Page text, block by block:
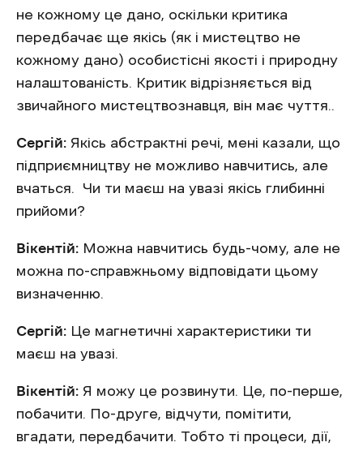
не кожному це дано, оскільки критика
передбачає ще якісь (як і мистецтво не
кожному дано) особистісні якості і природну
налаштованість. Критик відрізняється від
звичайного мистецтвознавця, він має чуття..
Сергій: Якісь абстрактні речі, мені казали, що
підприємництву не можливо навчитись, але
вчаться. Чи ти маєш на увазі якісь глибинні
прийоми?
Вікентій: Можна навчитись будь-чому, але не
можна по-справжньому відповідати цьому
визначенню.
Сергій: Це магнетичні характеристики ти
маєш на увазі.
Вікентій: Я можу це розвинути. Це, по-перше,
побачити. По-друге, відчути, помітити,
вгадати, передбачити. Тобто ті процеси, дії,